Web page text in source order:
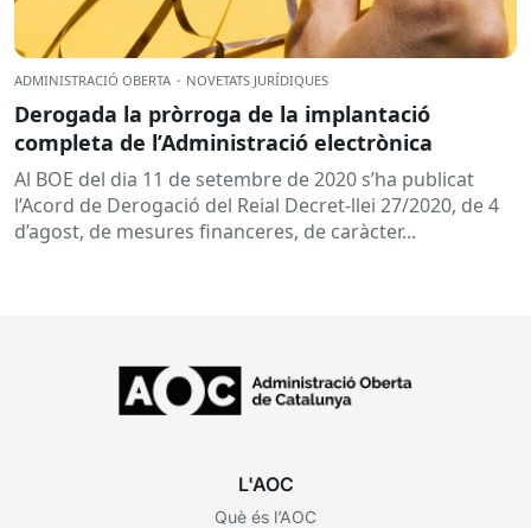
ADMINISTRACIÓ OBERTA · NOVETATS JURÍDIQUES
Derogada la pròrroga de la implantació
completa de l’Administració electrònica
Al BOE del dia 11 de setembre de 2020 s’ha publicat
l’Acord de Derogació del Reial Decret-llei 27/2020, de 4
d’agost, de mesures financeres, de caràcter...
L'AOC
Què és l’AOC